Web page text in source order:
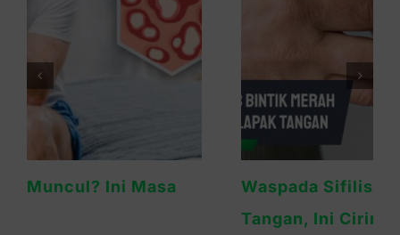
Waspada Sifilis Bintik Merah di Telapak